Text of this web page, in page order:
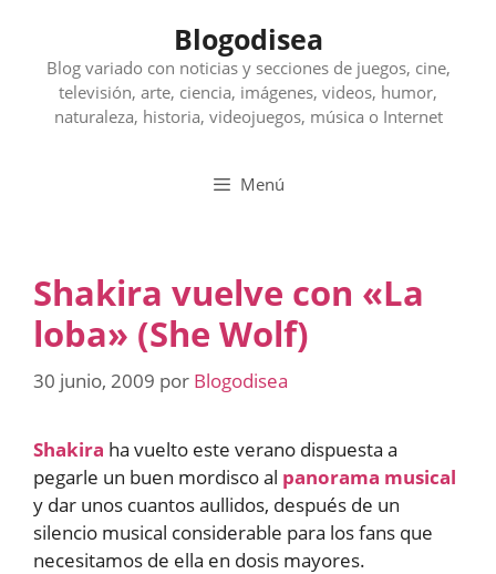
contenido
Blogodisea
Blog variado con noticias y secciones de juegos, cine,
televisión, arte, ciencia, imágenes, videos, humor,
naturaleza, historia, videojuegos, música o Internet
Menú
Shakira vuelve con «La
loba» (She Wolf)
30 junio, 2009 por Blogodisea
Shakira ha vuelto este verano dispuesta a
pegarle un buen mordisco al panorama musical
y dar unos cuantos aullidos, después de un
silencio musical considerable para los fans que
necesitamos de ella en dosis mayores.